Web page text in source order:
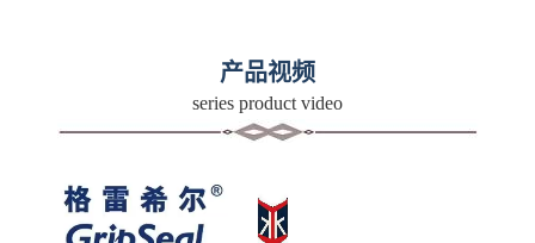
产品视频
series product video